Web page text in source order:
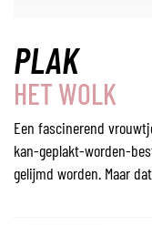
PLAK
HET WOLK
Een fascinerend
kan-geplakt-worden-
gelijmd worden. Maar